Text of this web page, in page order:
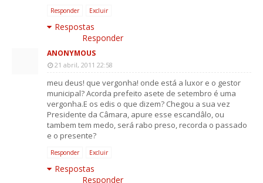
Responder Excluir
Respostas
Responder
ANONYMOUS
21 abril, 2011 22:58
meu deus! que vergonha! onde está a luxor e o gestor
municipal? Acorda prefeito asete de setembro é uma
vergonha.E os edis o que dizem? Chegou a sua vez
Presidente da Câmara, apure esse escandâlo, ou
tambem tem medo, será rabo preso, recorda o passado
e o presente?
Responder Excluir
Respostas
Responder